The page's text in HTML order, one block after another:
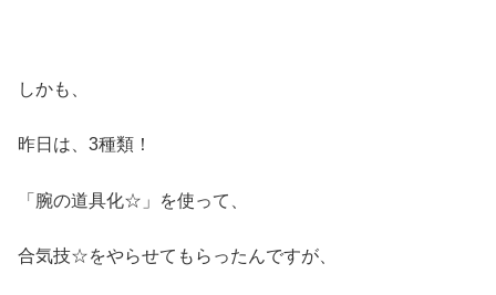
しかも、
昨日は、3種類！
「腕の道具化☆」を使って、
合気技☆をやらせてもらったんですが、